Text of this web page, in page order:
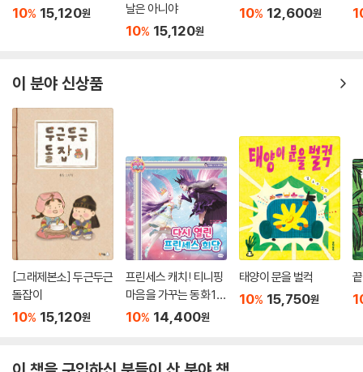
10% 15,120원
날은 아니야
10% 15,120원
10% 12,600원
이 분야 신상품
[그래제본소] 두근두근
돌잡이
10% 15,120원
프린세스 캐치! 티니핑
마음을 가꾸는 동화 10
: 다시 열린 프린세스 회
10% 14,400원
태양이 문을 벌컥
10% 15,750원